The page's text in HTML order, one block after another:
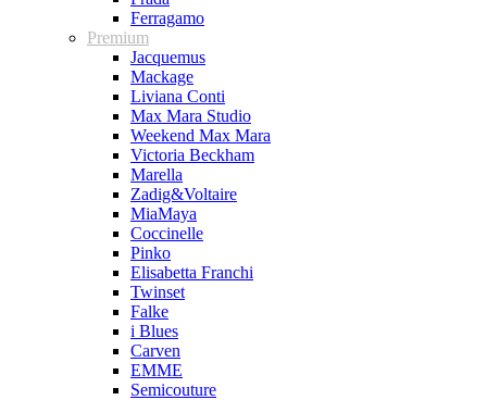
Ferragamo
Premium
Jacquemus
Mackage
Liviana Conti
Max Mara Studio
Weekend Max Mara
Victoria Beckham
Marella
Zadig&Voltaire
MiaMaya
Coccinelle
Pinko
Elisabetta Franchi
Twinset
Falke
i Blues
Carven
EMME
Semicouture